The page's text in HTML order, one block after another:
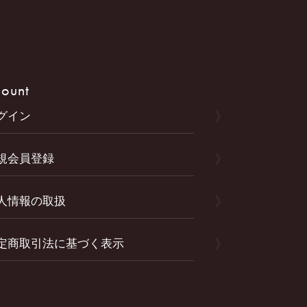
イン
会員登録
情報の取扱
商取引法に基づく表示